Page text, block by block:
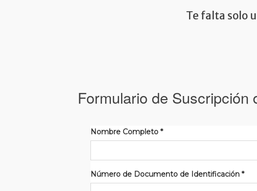
Te falta solo
Formulario de
Nombre Completo *
Número de Documento de Identificación *